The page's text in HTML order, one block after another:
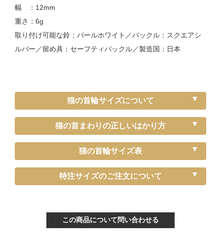
幅 ：12mm
重さ：6g
取り付け可能な鈴：パールホワイト／バックル：スクエアシ
ルバー／留め具：セーフティバックル／製造国：日本
猫の首輪サイズについて
猫の首まわりの正しいはかり方
猫の首輪サイズ表
《特注》Sサイズ（－5cm）
特注サイズのご注文について
この商品について問い合わせる